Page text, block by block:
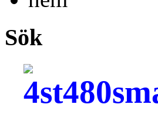
Sök